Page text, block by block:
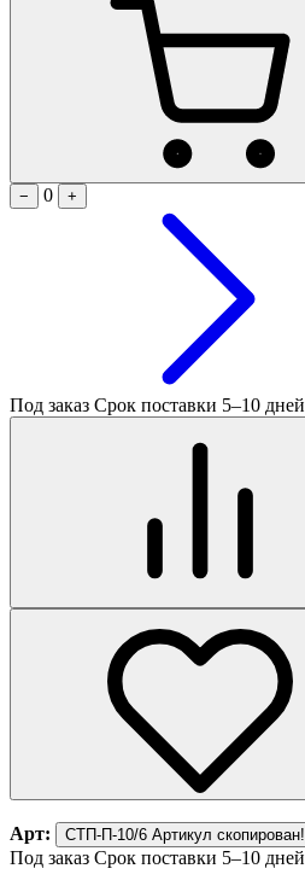
−
0 +
Под заказ Срок поставки 5–10 дней
Арт: СТП-П-10/6 Артикул скопирован!
Под заказ Срок поставки 5–10 дней